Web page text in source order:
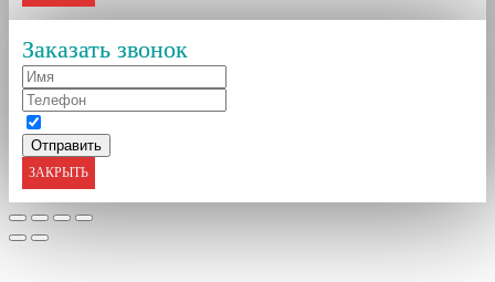
Заказать звонок
ЗАКРЫТЬ